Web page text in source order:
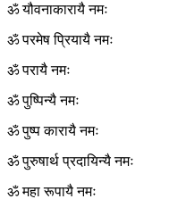
ॐ यौवनाकारायै नमः
ॐ परमेष प्रियायै नमः
ॐ परायै नमः
ॐ पुष्पिन्यै नमः
ॐ पुष्प कारायै नमः
ॐ पुरुषार्थ प्रदायिन्यै नमः
ॐ महा रूपायै नमः